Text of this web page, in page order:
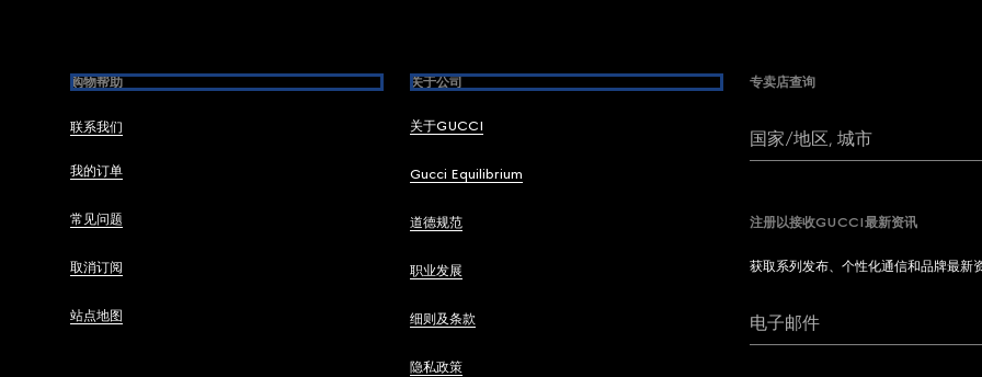
购物帮助
联系我们
我的订单
常见问题
取消订阅
站点地图
关于公司
关于GUCCI
Gucci Equilibrium
道德规范
职业发展
细则及条款
隐私政策
专卖店查询
国家/地区, 城市
注册以接收GUCCI最新资讯
获取系列发布、个性化通信和品牌最新
电子邮件